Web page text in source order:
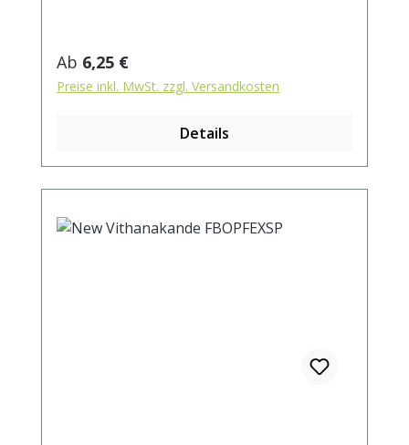
lange ziehen (5-6 Minuten). „Golden Nepal"
stammt aus zweiter Pflückung und hat
einen weichen, mild-blumigen Geschmack.
Wasser aufgiessen. Ziehzeit: ca. 3 min.
Regulärer Preis:
Ab 6,25 €
Preise inkl. MwSt. zzgl. Versandkosten
Details